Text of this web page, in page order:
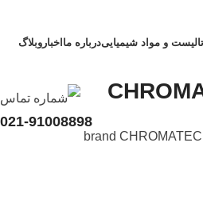
و مواد شیمیاییدرباره ما اخبار وبلاگ
021-91008898
CHROMATEC